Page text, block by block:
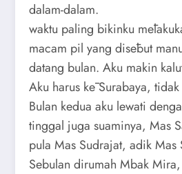
dalam-dalam.
waktu paling bikinku
macam pil yang disēbut
datang bulan. Aku makin
Aku harus kē Surabaya,
Bulan kedua aku lewati
tinggal juga suaminya, Mas
pula Mas Sudrajat, adik
Sebulan dirumah Mbak